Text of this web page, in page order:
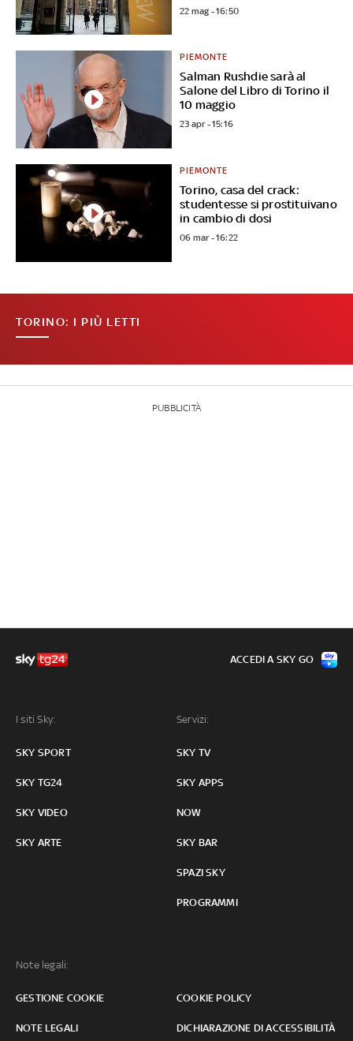
22 mag - 16:50
Salman Rushdie sarà al
Salone del Libro di Torino il
10 maggio
PIEMONTE
23 apr - 15:16
Torino, casa del crack:
studentesse si prostituivano
in cambio di dosi
PIEMONTE
06 mar - 16:22
TORINO: I PIÙ LETTI
PUBBLICITÀ
I siti Sky:
SKY SPORT
SKY TG24
SKY VIDEO
SKY ARTE
Servizi:
SKY TV
SKY APPS
NOW
SKY BAR
SPAZI SKY
PROGRAMMI
Note legali:
GESTIONE COOKIE COOKIE POLICY
NOTE LEGALI DICHIARAZIONE DI ACCESSIBILITÀ
ACCEDI A SKY GO